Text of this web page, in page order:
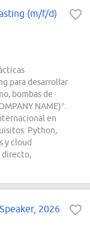
(m/f/d)
para desarrollar
bombas de
NAME)°.
en
Python,
y cloud
directo,
2026